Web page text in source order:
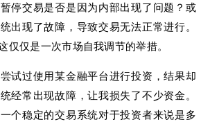
停交易是否是因为内部出现了问题？或
出现了故障，导致交易无法正常进行。
仅仅是一次市场自我调节的举措。
试过使用某金融平台进行投资，结果却
经常出现故障，让我损失了不少资金。
个稳定的交易系统对于投资者来说是多